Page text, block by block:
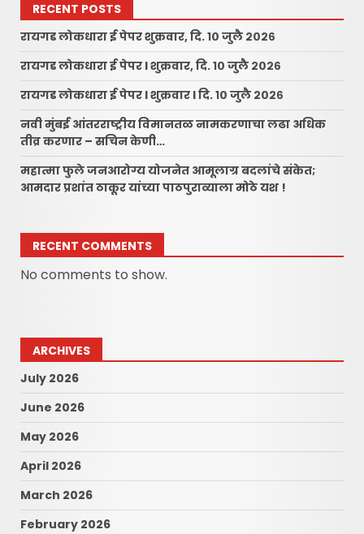
RECENT POSTS
रायगड लोकधारा ई पेपर शुक्रवार, दि. १० जुलै २०२६
रायगड लोकधारा ई पेपर l शुक्रवार, दि. १० जुलै २०२६
रायगड लोकधारा ई पेपर l शुक्रवार l दि. १० जुलै २०२६
नवी मुंबई आंतरराष्ट्रीय विमानतळ नामकरणाचा लढा अधिक
तीव्र करणार – सचिन केणी…
महात्मा फुले जनआरोग्य योजनेत आमूलाग्र बदलांचे संकेत;
आमदार प्रशांत ठाकूर यांच्या पाठपुराव्याला मोठे यश !
RECENT COMMENTS
No comments to show.
ARCHIVES
July 2026
June 2026
May 2026
April 2026
March 2026
February 2026